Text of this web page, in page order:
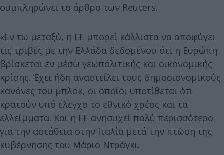
συμπληρώνει το άρθρο των Reuters.
«Εν τω μεταξύ, η ΕΕ μπορεί κάλλιστα να αποφύγει
τις τριβές με την Ελλάδα δεδομένου ότι η Ευρώπη
βρίσκεται εν μέσω γεωπολιτικής και οικονομικής
κρίσης. Έχει ήδη αναστείλει τους δημοσιονομικούς
κανόνες του μπλοκ, οι οποίοι υποτίθεται ότι
κρατούν υπό έλεγχο το εθνικό χρέος και τα
ελλείμματα. Και η ΕΕ ανησυχεί πολύ περισσότερο
για την αστάθεια στην Ιταλία μετά την πτώση της
κυβέρνησης του Μάριο Ντράγκι.